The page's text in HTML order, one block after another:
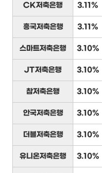
CK저축은행 3.11%
흥국저축은행 3.11%
스마트저축은행 3.10%
JT저축은행 3.10%
참저축은행 3.10%
안국저축은행 3.10%
더블저축은행 3.10%
유니온저축은행 3.10%